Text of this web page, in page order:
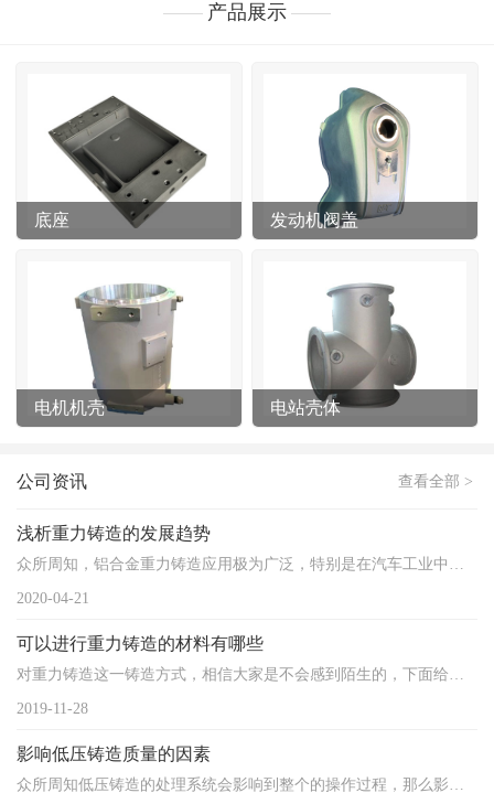
产品展示
底座 发动机阀盖
电机机壳 电站壳体
公司资讯 查看全部 >
浅析重力铸造的发展趋势
众所周知，铝合金重力铸造应用极为广泛，特别是在汽车工业中铝合金重力铸造的需求量非常大。我国的汽车工业...
2020-04-21
可以进行重力铸造的材料有哪些
对重力铸造这一铸造方式，相信大家是不会感到陌生的，下面给大家介绍重力铸造适用于哪些材料。 1、...
2019-11-28
影响低压铸造质量的因素
众所周知低压铸造的处理系统会影响到整个的操作过程，那么影响到这种低压铸造的因素都有哪些呢？ 合...